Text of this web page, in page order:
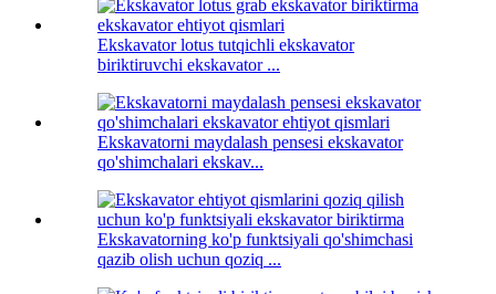
Ekskavator lotus tutqichli ekskavator
biriktiruvchi ekskavator ...
Ekskavatorni maydalash pensesi ekskavator
qo'shimchalari ekskav...
Ekskavatorning ko'p funktsiyali qo'shimchasi
qazib olish uchun qoziq ...